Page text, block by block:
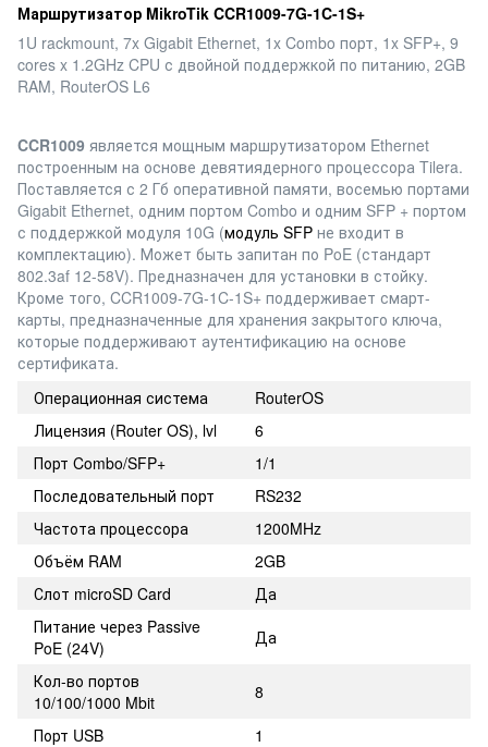
Маршрутизатор MikroTik CCR1009-7G-1C-1S+
1U rackmount, 7x Gigabit Ethernet, 1x Combo порт, 1x SFP+, 9
cores x 1.2GHz CPU с двойной поддержкой по питанию, 2GB
RAM, RouterOS L6
CCR1009 является мощным маршрутизатором Ethernet
построенным на основе девятиядерного процессора Tilera.
Поставляется с 2 Гб оперативной памяти, восемью портами
Gigabit Ethernet, одним портом Combo и одним SFP + портом
с поддержкой модуля 10G (модуль SFP не входит в
комплектацию). Может быть запитан по PoE (стандарт
802.3af 12-58V). Предназначен для установки в стойку.
Кроме того, CCR1009-7G-1C-1S+ поддерживает смарт-
карты, предназначенные для хранения закрытого ключа,
которые поддерживают аутентификацию на основе
сертификата.
Операционная система
RouterOS
Лицензия (Router OS), lvl
6
Порт Combo/SFP+
1/1
Последовательный порт
RS232
Частота процессора
1200MHz
Объём RAM
2GB
Слот microSD Card
Да
Питание через Passive
PoE (24V)
Да
Кол-во портов
10/100/1000 Mbit
8
Порт USB
1